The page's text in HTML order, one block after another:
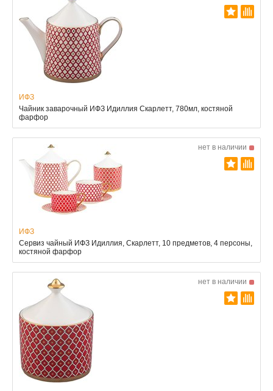
ИФЗ
Чайник заварочный ИФЗ Идиллия Скарлетт, 780мл, костяной
фарфор
нет в наличии
ИФЗ
Сервиз чайный ИФЗ Идиллия, Скарлетт, 10 предметов, 4 персоны,
костяной фарфор
нет в наличии